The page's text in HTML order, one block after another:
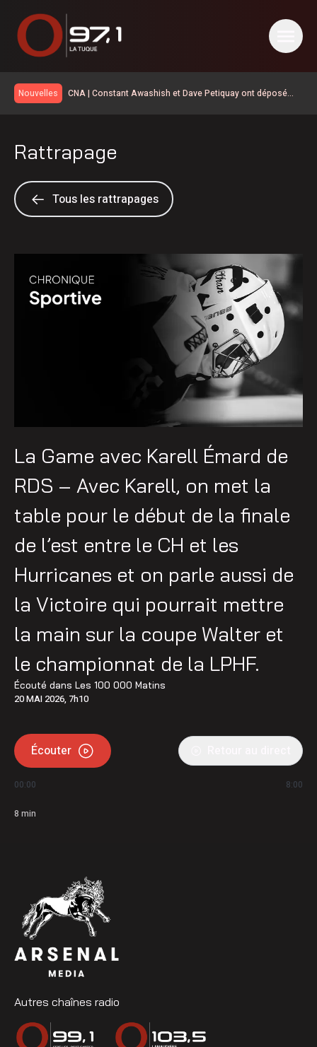
Nouvelles
CNA | Constant Awashish et Dave Petiquay ont déposé
Élections 2026: le Parti québécois conserve son avance
dans les intentions de vote
La SQ recommande d’éviter les sorties sur l’eau
La situation revient tranquillement à la normale en Haute-
Disparition de Sébastien Maillette
Les cas de maladie de Lyme doublent sur un an en
Mauricie-et-Centre-du-Québec
Rattrapage
Tous les rattrapages
La Game avec Karell Émard de
RDS – Avec Karell, on met la
table pour le début de la finale
de l’est entre le CH et les
Hurricanes et on parle aussi de
la Victoire qui pourrait mettre
la main sur la coupe Walter et
le championnat de la LPHF.
Écouté dans Les 100 000 Matins
20 MAI 2026, 7h10
Écouter
00:00 8:00
8 min
Autres chaînes radio